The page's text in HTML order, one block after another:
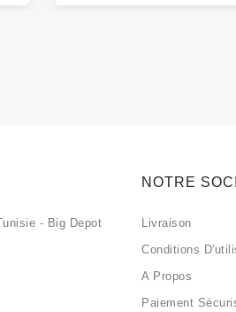
- Big Depot
NOTRE
Livraison
Conditions
A Propos
Paiement